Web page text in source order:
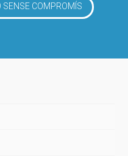
SENSE COMPROMÍS